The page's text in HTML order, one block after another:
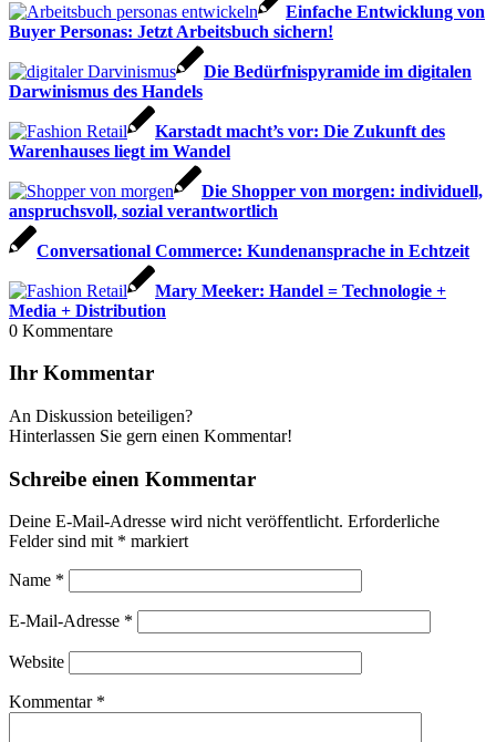
Einfache Entwicklung von
Buyer Personas: Jetzt Arbeitsbuch sichern!
Die Bedürfnispyramide im digitalen
Darwinismus des Handels
Karstadt macht’s vor: Die Zukunft des
Warenhauses liegt im Wandel
Die Shopper von morgen: individuell,
anspruchsvoll, sozial verantwortlich
Conversational Commerce: Kundenansprache in Echtzeit
Mary Meeker: Handel = Technologie +
Media + Distribution
0 Kommentare
Ihr Kommentar
An Diskussion beteiligen?
Hinterlassen Sie gern einen Kommentar!
Schreibe einen Kommentar
Deine E-Mail-Adresse wird nicht veröffentlicht. Erforderliche
Felder sind mit * markiert
Name *
E-Mail-Adresse *
Website
Kommentar *